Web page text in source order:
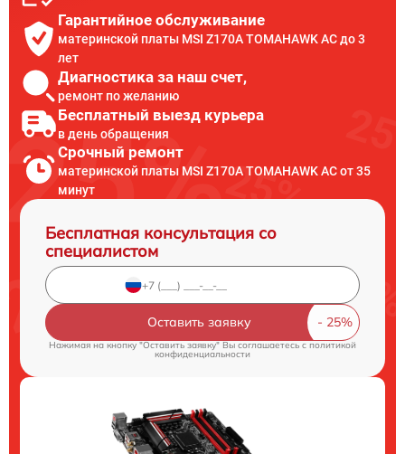
Гарантийное обслуживание
материнской платы MSI Z170A TOMAHAWK AC до 3
лет
Диагностика за наш счет,
ремонт по желанию
Бесплатный выезд курьера
в день обращения
Срочный ремонт
материнской платы MSI Z170A TOMAHAWK AC от 35
минут
Бесплатная консультация со
специалистом
Оставить заявку
Нажимая на кнопку "Оставить заявку" Вы соглашаетесь cполитикой
конфиденциальности